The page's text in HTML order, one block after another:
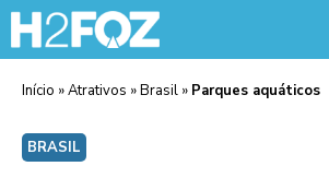
Início »Atrativos »Brasil » Parques aquáticos
BRASIL